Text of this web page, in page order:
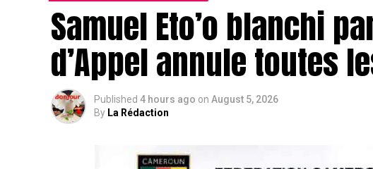
Samuel Eto’o blanchi
d’Appel annule toutes
Published 4 hours ago on August 5, 2026
By La Rédaction